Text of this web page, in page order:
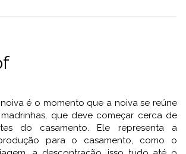
é o momento que a noiva se reúne
que deve começar cerca de
do casamento. Ele representa a
para o casamento, como o